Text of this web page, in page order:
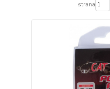
strana